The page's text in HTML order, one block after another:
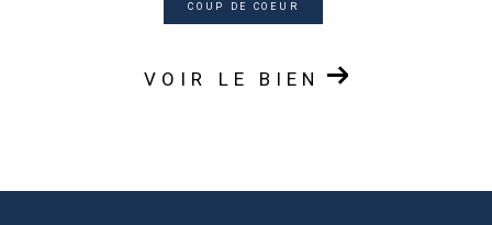
COUP DE COEUR
VOIR LE BIEN